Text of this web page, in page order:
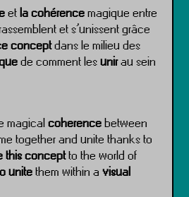
etla cohérencemagique entre
et s’unissent grâce
conceptdans le milieu des
de comment lesunirau sein
magicalcoherencebetween
together and unite thanks to
this conceptto the world of
unitethem within avisual